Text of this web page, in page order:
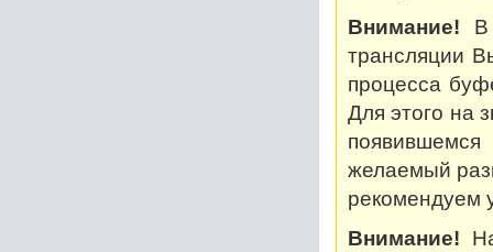
Внимание! В
трансляции
процесса
Для этого на
желаемый
рекомендуем
Внимание!